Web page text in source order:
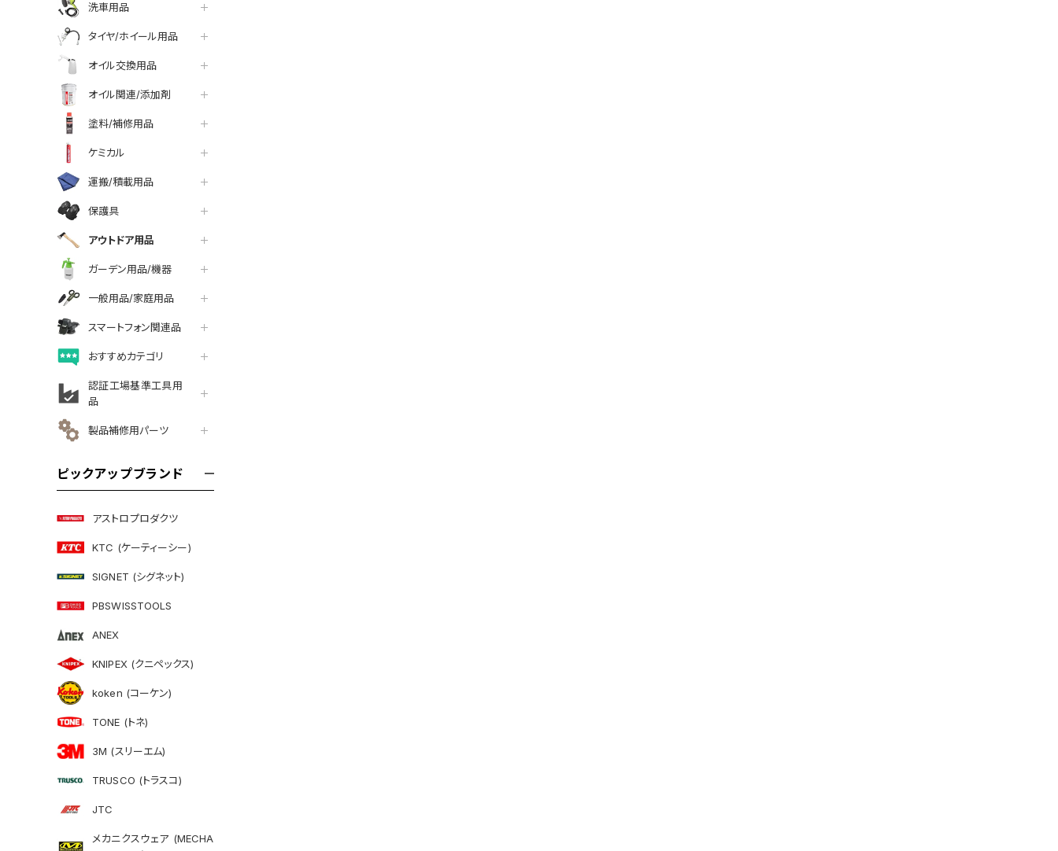
洗車用品
タイヤ/ホイール用品
オイル交換用品
オイル関連/添加剤
塗料/補修用品
ケミカル
運搬/積載用品
保護具
アウトドア用品
ガーデン用品/機器
一般用品/家庭用品
スマートフォン関連品
おすすめカテゴリ
認証工場基準工具用
品
製品補修用パーツ
ピックアップブランド
アストロプロダクツ
KTC (ケーティーシー)
SIGNET (シグネット)
PBSWISSTOOLS
ANEX
KNIPEX (クニペックス)
koken (コーケン)
TONE (トネ)
3M (スリーエム)
TRUSCO (トラスコ)
JTC
メカニクスウェア (MECHA